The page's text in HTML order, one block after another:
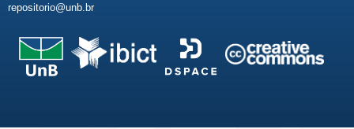
repositorio@unb.br